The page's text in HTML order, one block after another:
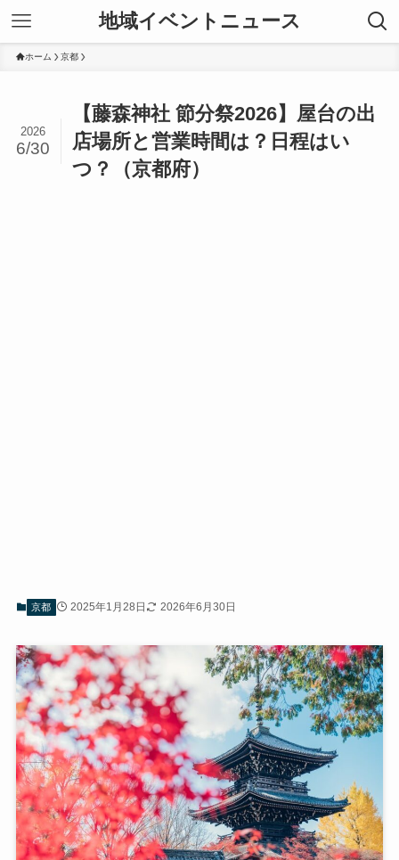
地域イベントニュース
ホーム 京都
【藤森神社 節分祭2026】屋台の出
店場所と営業時間は？日程はい
つ？（京都府）
2026
6/30
京都 2025年1月28日 2026年6月30日